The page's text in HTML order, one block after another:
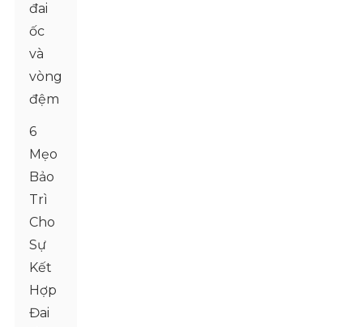
đai
ốc
và
vòng
đệm
6
Mẹo
Bảo
Trì
Cho
Sự
Kết
Hợp
Đai